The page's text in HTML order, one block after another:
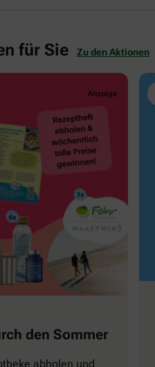
für Sie Zu den Aktionen
den Sommer
abholen und